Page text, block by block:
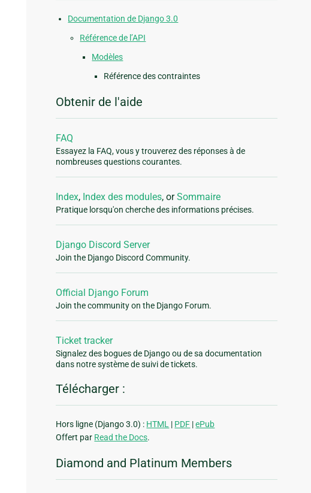
Documentation de Django 3.0
Référence de l’API
Modèles
Référence des contraintes
Obtenir de l'aide
FAQ
Essayez la FAQ, vous y trouverez des réponses à de
nombreuses questions courantes.
Index, Index des modules, orSommaire
Pratique lorsqu'on cherche des informations précises.
Django Discord Server
Join the Django Discord Community.
Official Django Forum
Join the community on the Django Forum.
Ticket tracker
Signalez des bogues de Django ou de sa documentation
dans notre système de suivi de tickets.
Télécharger :
Hors ligne (Django 3.0) : HTML | PDF |ePub
Offert par Read the Docs.
Diamond and Platinum Members